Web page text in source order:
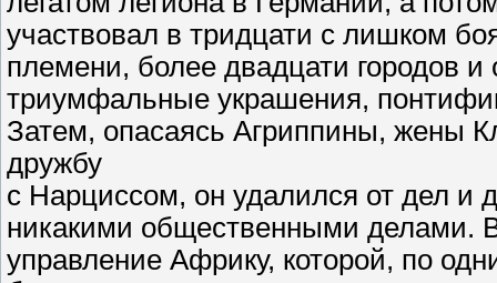
участвовал в тридцати с лишком
племени, более двадцати городов и
триумфальные украшения,
Затем, опасаясь Агриппины, жены
дружбу
с Нарциссом, он удалился от дел и
никакими общественными делами.
управление Африку, которой, по